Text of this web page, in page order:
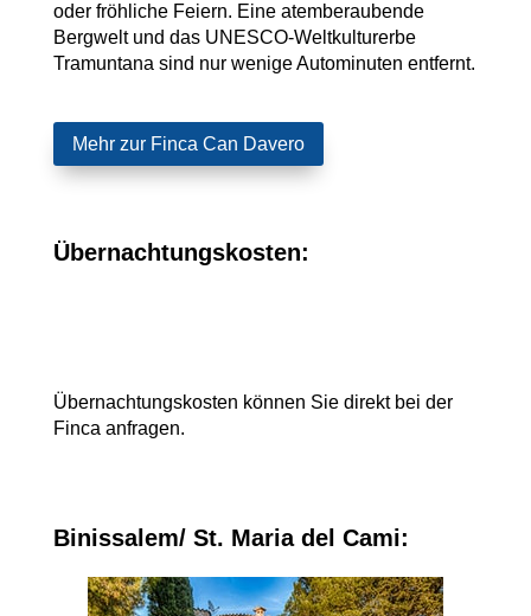
oder fröhliche Feiern. Eine atemberaubende
Bergwelt und das UNESCO-Weltkulturerbe
Tramuntana sind nur wenige Autominuten entfernt.
Mehr zur Finca Can Davero
Übernachtungskosten:
Übernachtungskosten können Sie direkt bei der
Finca anfragen.
Binissalem/ St. Maria del Cami: